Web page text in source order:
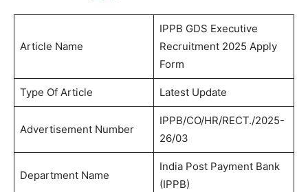
Article Name
IPPB GDS Executive
Recruitment 2025 Apply
Form
Type Of Article Latest Update
Advertisement Number
IPPB/CO/HR/RECT./2025-
26/03
Department Name
India Post Payment Bank
(IPPB)